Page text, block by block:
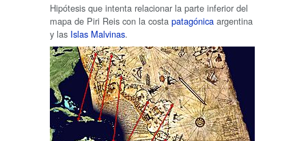
Hipótesis que intenta relacionar la parte inferior del
mapa de Piri Reis con la costa patagónica argentina
y las Islas Malvinas.